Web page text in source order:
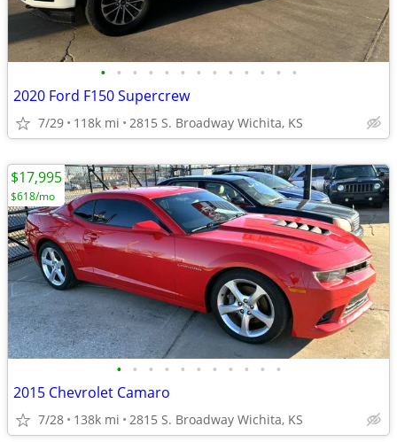
• • • • • • • • • • • • •
2020 Ford F150 Supercrew
7/29 118k mi 2815 S. Broadway Wichita, KS
• • • • • • • • • • •
2015 Chevrolet Camaro
7/28 138k mi 2815 S. Broadway Wichita, KS
$17,995
$618/mo